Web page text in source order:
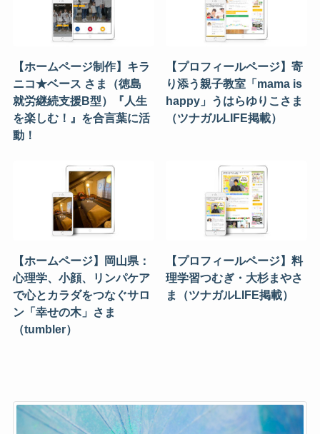
【ホームページ制作】キラ
ニコ★ベース さま（徳島
就労継続支援B型）『人生
を楽しむ！』を合言葉に活
動！
【プロフィールページ】寄
り添う親子教室「mama is
happy」うはらゆりこさま
（ツナガルLIFE掲載）
【ホームページ】岡山県：
心理学、小顔、リンパケア
で心とカラダをつなぐサロ
ン「幸せの木」さま
（tumbler）
【プロフィールページ】料
理学習つむぎ・大杉まやさ
ま（ツナガルLIFE掲載）